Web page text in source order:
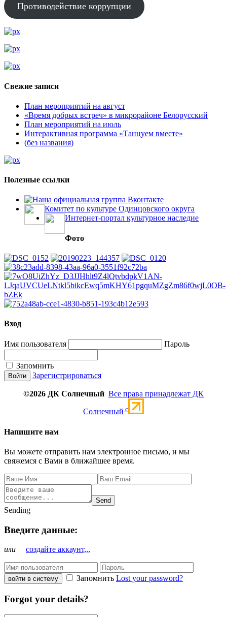
Противодействие коррупции
Свежие записи
План мероприятий на август
«Время добрых встреч» в микрорайоне Белорусский
План мероприятий на июль
Интерактивная программа «Танцуем вместе»
(без названия)
Полезные ссылки
Наша официальная группа Вконтакте
Комитет по культуре Одинцовского округа
Интернет-портал культурное наследие
Фото
Вход
Имя пользователя Пароль
Запомнить
Зарегистрироваться
©2026 ДК Солнечный Все права принадлежат ДК
Солнечный c
Напишите нам
Вы можете отправить нам электронное письмо, и мы
свяжемся с Вами в ближайшее время.
Send
Sending
Введите данные:
или создайте аккаунт,,,
войти в систему Запомнить Lost your password?
Forgot your details?